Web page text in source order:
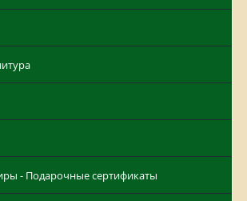
- Подарочные сертификаты